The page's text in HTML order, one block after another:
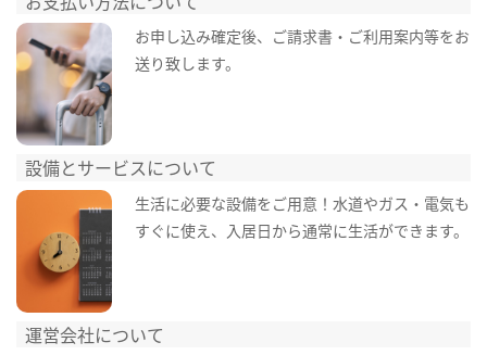
お申し込み確定後、ご請求書・ご利用案内等をお
送り致します。
設備とサービスについて
生活に必要な設備をご用意！水道やガス・電気も
すぐに使え、入居日から通常に生活ができます。
運営会社について